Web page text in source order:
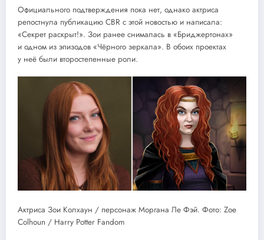
Официального подтверждения пока нет, однако актриса
репостнула публикацию CBR с этой новостью и написала:
«Секрет раскрыт!». Зои ранее снималась в «Бриджертонах»
и одном из эпизодов «Чёрного зеркала». В обоих проектах
у неё были второстепенные роли.
Актриса Зои Колхаун / персонаж Моргана Ле Фэй. Фото: Zoe
Colhoun / Harry Potter Fandom